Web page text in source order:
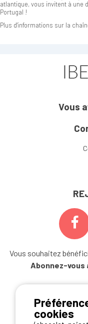
atlantique, vous invitent à une
Portugal !
Plus d'informations sur la
Vous
Vous souhaitez
Abonnez-vous
cookies